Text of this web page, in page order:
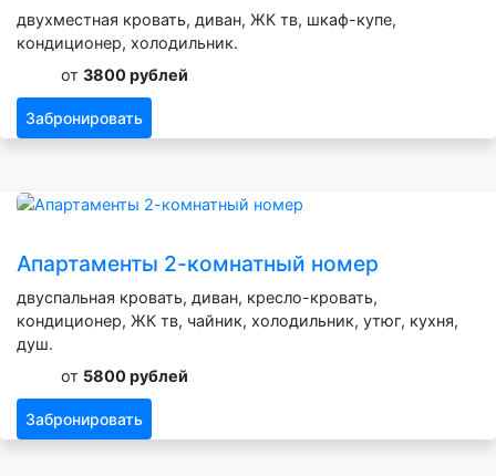
двухместная кровать, диван, ЖК тв, шкаф-купе,
кондиционер, холодильник.
от 3800 рублей
Забронировать
Апартаменты 2-комнатный номер
двуспальная кровать, диван, кресло-кровать,
кондиционер, ЖК тв, чайник, холодильник, утюг, кухня,
душ.
от 5800 рублей
Забронировать